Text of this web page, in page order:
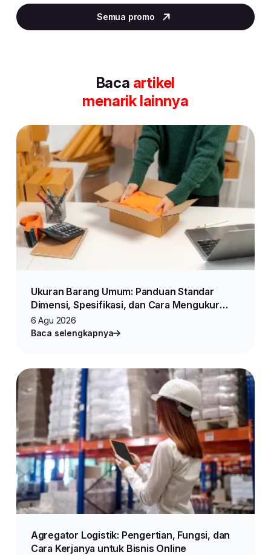
2
of
Semua promo
Baca artikel
menarik lainnya
Ukuran Barang Umum: Panduan Standar
Dimensi, Spesifikasi, dan Cara Mengukur
Produk untuk Jualan Online
6 Agu 2026
Baca selengkapnya
Agregator Logistik: Pengertian, Fungsi, dan
Cara Kerjanya untuk Bisnis Online